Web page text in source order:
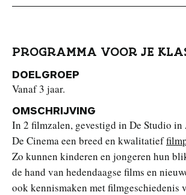
PROGRAMMA VOOR JE
DOELGROEP
Vanaf 3 jaar.
OMSCHRIJVING
In 2 filmzalen, gevestigd in De Studio
De Cinema een breed en kwalitatief
Zo kunnen kinderen en jongeren hun
de hand van hedendaagse films en
ook kennismaken met filmgeschiedenis